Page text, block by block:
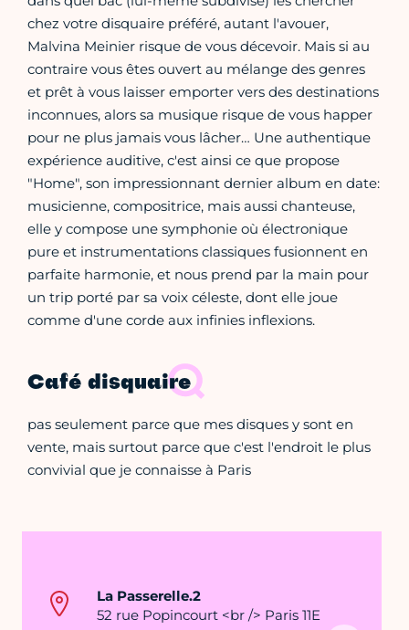
chez votre disquaire préféré, autant l'avouer,
Malvina Meinier risque de vous décevoir. Mais si au
contraire vous êtes ouvert au mélange des genres
et prêt à vous laisser emporter vers des destinations
inconnues, alors sa musique risque de vous happer
pour ne plus jamais vous lâcher… Une authentique
expérience auditive, c'est ainsi ce que propose
"Home", son impressionnant dernier album en date:
musicienne, compositrice, mais aussi chanteuse,
elle y compose une symphonie où électronique
pure et instrumentations classiques fusionnent en
parfaite harmonie, et nous prend par la main pour
un trip porté par sa voix céleste, dont elle joue
comme d'une corde aux infinies inflexions.
Café disquaire
pas seulement parce que mes disques y sont en
vente, mais surtout parce que c'est l'endroit le plus
convivial que je connaisse à Paris
La Passerelle.2
52 rue Popincourt <br /> Paris 11E